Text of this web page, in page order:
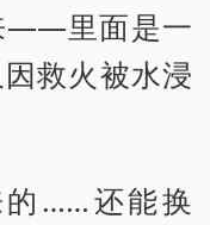
——里面是一
救火被水浸
的……还能换